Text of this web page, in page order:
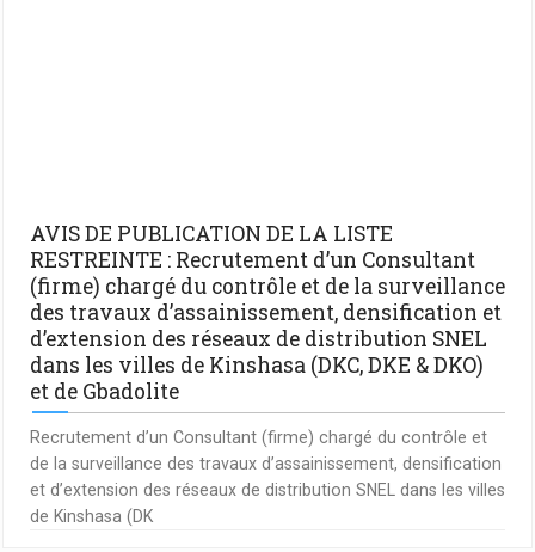
AVIS DE PUBLICATION DE LA LISTE
RESTREINTE : Recrutement d’un Consultant
(firme) chargé du contrôle et de la surveillance
des travaux d’assainissement, densification et
d’extension des réseaux de distribution SNEL
dans les villes de Kinshasa (DKC, DKE & DKO)
et de Gbadolite
Recrutement d’un Consultant (firme) chargé du contrôle et
de la surveillance des travaux d’assainissement, densification
et d’extension des réseaux de distribution SNEL dans les villes
de Kinshasa (DK